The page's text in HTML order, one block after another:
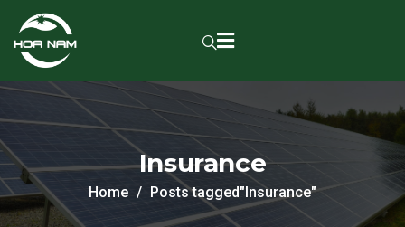
Insurance
Home Posts tagged"Insurance"